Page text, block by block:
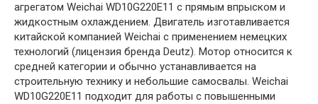
агрегатом Weichai WD10G220E11 с прямым впрыском и
жидкостным охлаждением. Двигатель изготавливается
китайской компанией Weichai с применением немецких
технологий (лицензия бренда Deutz). Мотор относится к
средней категории и обычно устанавливается на
строительную технику и небольшие самосвалы. Weichai
WD10G220E11 подходит для работы с повышенными